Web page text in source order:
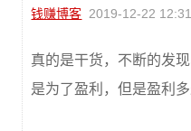
钱赚博客 2019-12-22
真的是干货，不断的发
是为了盈利，但是盈利